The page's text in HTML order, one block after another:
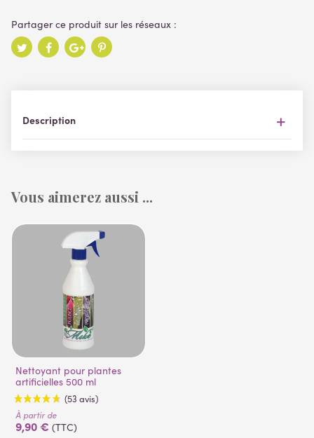
Description
Vous aimerez aussi ...
Nettoyant pour plantes
artificielles 500 ml
À partir de
9,90 € (TTC)